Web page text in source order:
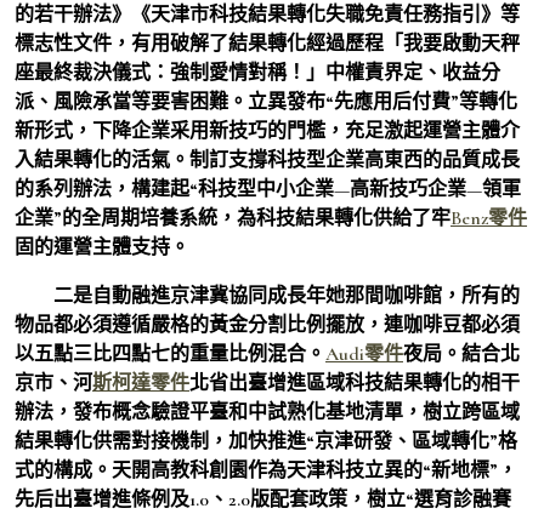
的若干辦法》《天津市科技結果轉化失職免責任務指引》等
標志性文件，有用破解了結果轉化經過歷程「我要啟動天秤
座最終裁決儀式：強制愛情對稱！」中權責界定、收益分
派、風險承當等要害困難。立異發布“先應用后付費”等轉化
新形式，下降企業采用新技巧的門檻，充足激起運營主體介
入結果轉化的活氣。制訂支撐科技型企業高東西的品質成長
的系列辦法，構建起“科技型中小企業—高新技巧企業—領軍
企業”的全周期培養系統，為科技結果轉化供給了牢Benz零件
固的運營主體支持。
二是自動融進京津冀協同成長年她那間咖啡館，所有的
物品都必須遵循嚴格的黃金分割比例擺放，連咖啡豆都必須
以五點三比四點七的重量比例混合。 Audi零件夜局。結合北
京市、河斯柯達零件北省出臺增進區域科技結果轉化的相干
辦法，發布概念驗證平臺和中試熟化基地清單，樹立跨區域
結果轉化供需對接機制，加快推進“京津研發、區域轉化”格
式的構成。天開高教科創園作為天津科技立異的“新地標”，
先后出臺增進條例及1.0、2.0版配套政策，樹立“選育診融賽